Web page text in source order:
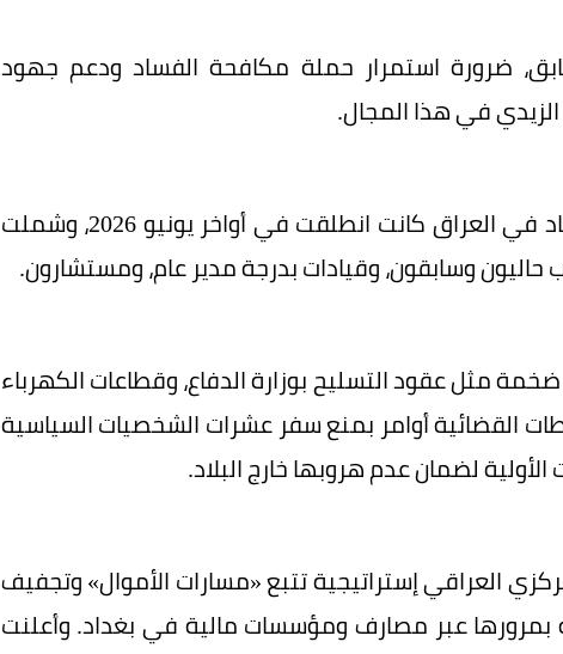
ضرورة استمرار حملة مكافحة الفساد ودعم جهود
في هذا المجال.
يذكر أن أوسع عملية ميدانية لمكافحة الفساد في العراق كانت انطلقت في أواخر يونيو 2026، وشملت
وسابقون، وقيادات بدرجة مدير عام، ومستشارون.
مثل عقود التسليح بوزارة الدفاع، وقطاعات الكهرباء
القضائية أوامر بمنع سفر عشرات الشخصيات السياسية
لضمان عدم هروبها خارج البلاد.
العراقي إستراتيجية تتبع «مسارات الأموال» وتجفيف
بمرورها عبر مصارف ومؤسسات مالية في بغداد. وأعلنت